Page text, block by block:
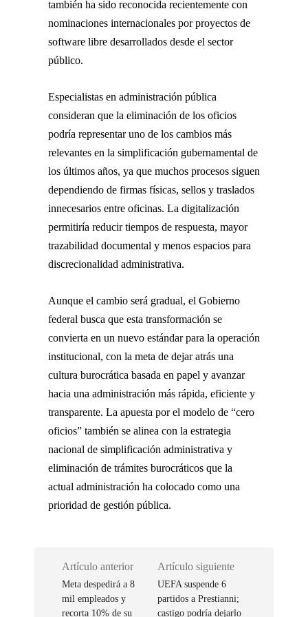
también ha sido reconocida recientemente con
nominaciones internacionales por proyectos de
software libre desarrollados desde el sector
público.
Especialistas en administración pública
consideran que la eliminación de los oficios
podría representar uno de los cambios más
relevantes en la simplificación gubernamental de
los últimos años, ya que muchos procesos siguen
dependiendo de firmas físicas, sellos y traslados
innecesarios entre oficinas. La digitalización
permitiría reducir tiempos de respuesta, mayor
trazabilidad documental y menos espacios para
discrecionalidad administrativa.
Aunque el cambio será gradual, el Gobierno
federal busca que esta transformación se
convierta en un nuevo estándar para la operación
institucional, con la meta de dejar atrás una
cultura burocrática basada en papel y avanzar
hacia una administración más rápida, eficiente y
transparente. La apuesta por el modelo de “cero
oficios” también se alinea con la estrategia
nacional de simplificación administrativa y
eliminación de trámites burocráticos que la
actual administración ha colocado como una
prioridad de gestión pública.
Artículo anterior
Meta despedirá a 8
mil empleados y
recorta 10% de su
Artículo siguiente
UEFA suspende 6
partidos a Prestianni;
castigo podría dejarlo